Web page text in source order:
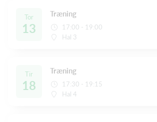
Tor
13
Træning
17:00 - 19:00
Hal 3
Tir
18
Træning
17:30 - 19:15
Hal 4